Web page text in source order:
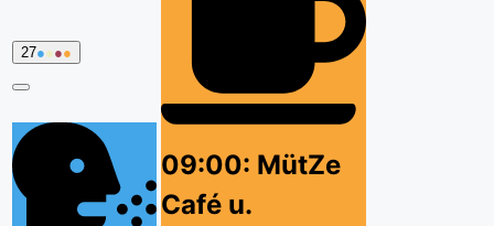
2727.
Juli
●●●●
event
Close
09:00: MütZe
Café u.